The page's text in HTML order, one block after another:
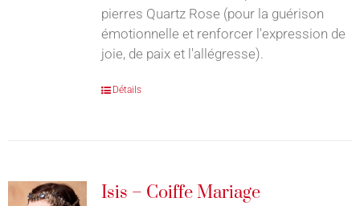
pierres Quartz Rose (pour la guérison
émotionnelle et renforcer l'expression de
joie, de paix et l'allégresse).
Détails
Isis – Coiffe Mariage